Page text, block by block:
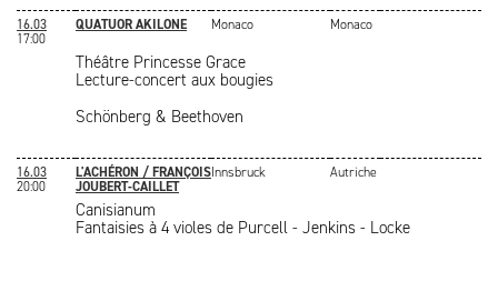
16.03
17:00
QUATUOR AKILONE Monaco Monaco
Théâtre Princesse Grace
Lecture-concert aux bougies
Schönberg & Beethoven
16.03
20:00
L'ACHÉRON / FRANÇOIS
JOUBERT-CAILLET
Innsbruck Autriche
Canisianum
Fantaisies à 4 violes de Purcell - Jenkins - Locke